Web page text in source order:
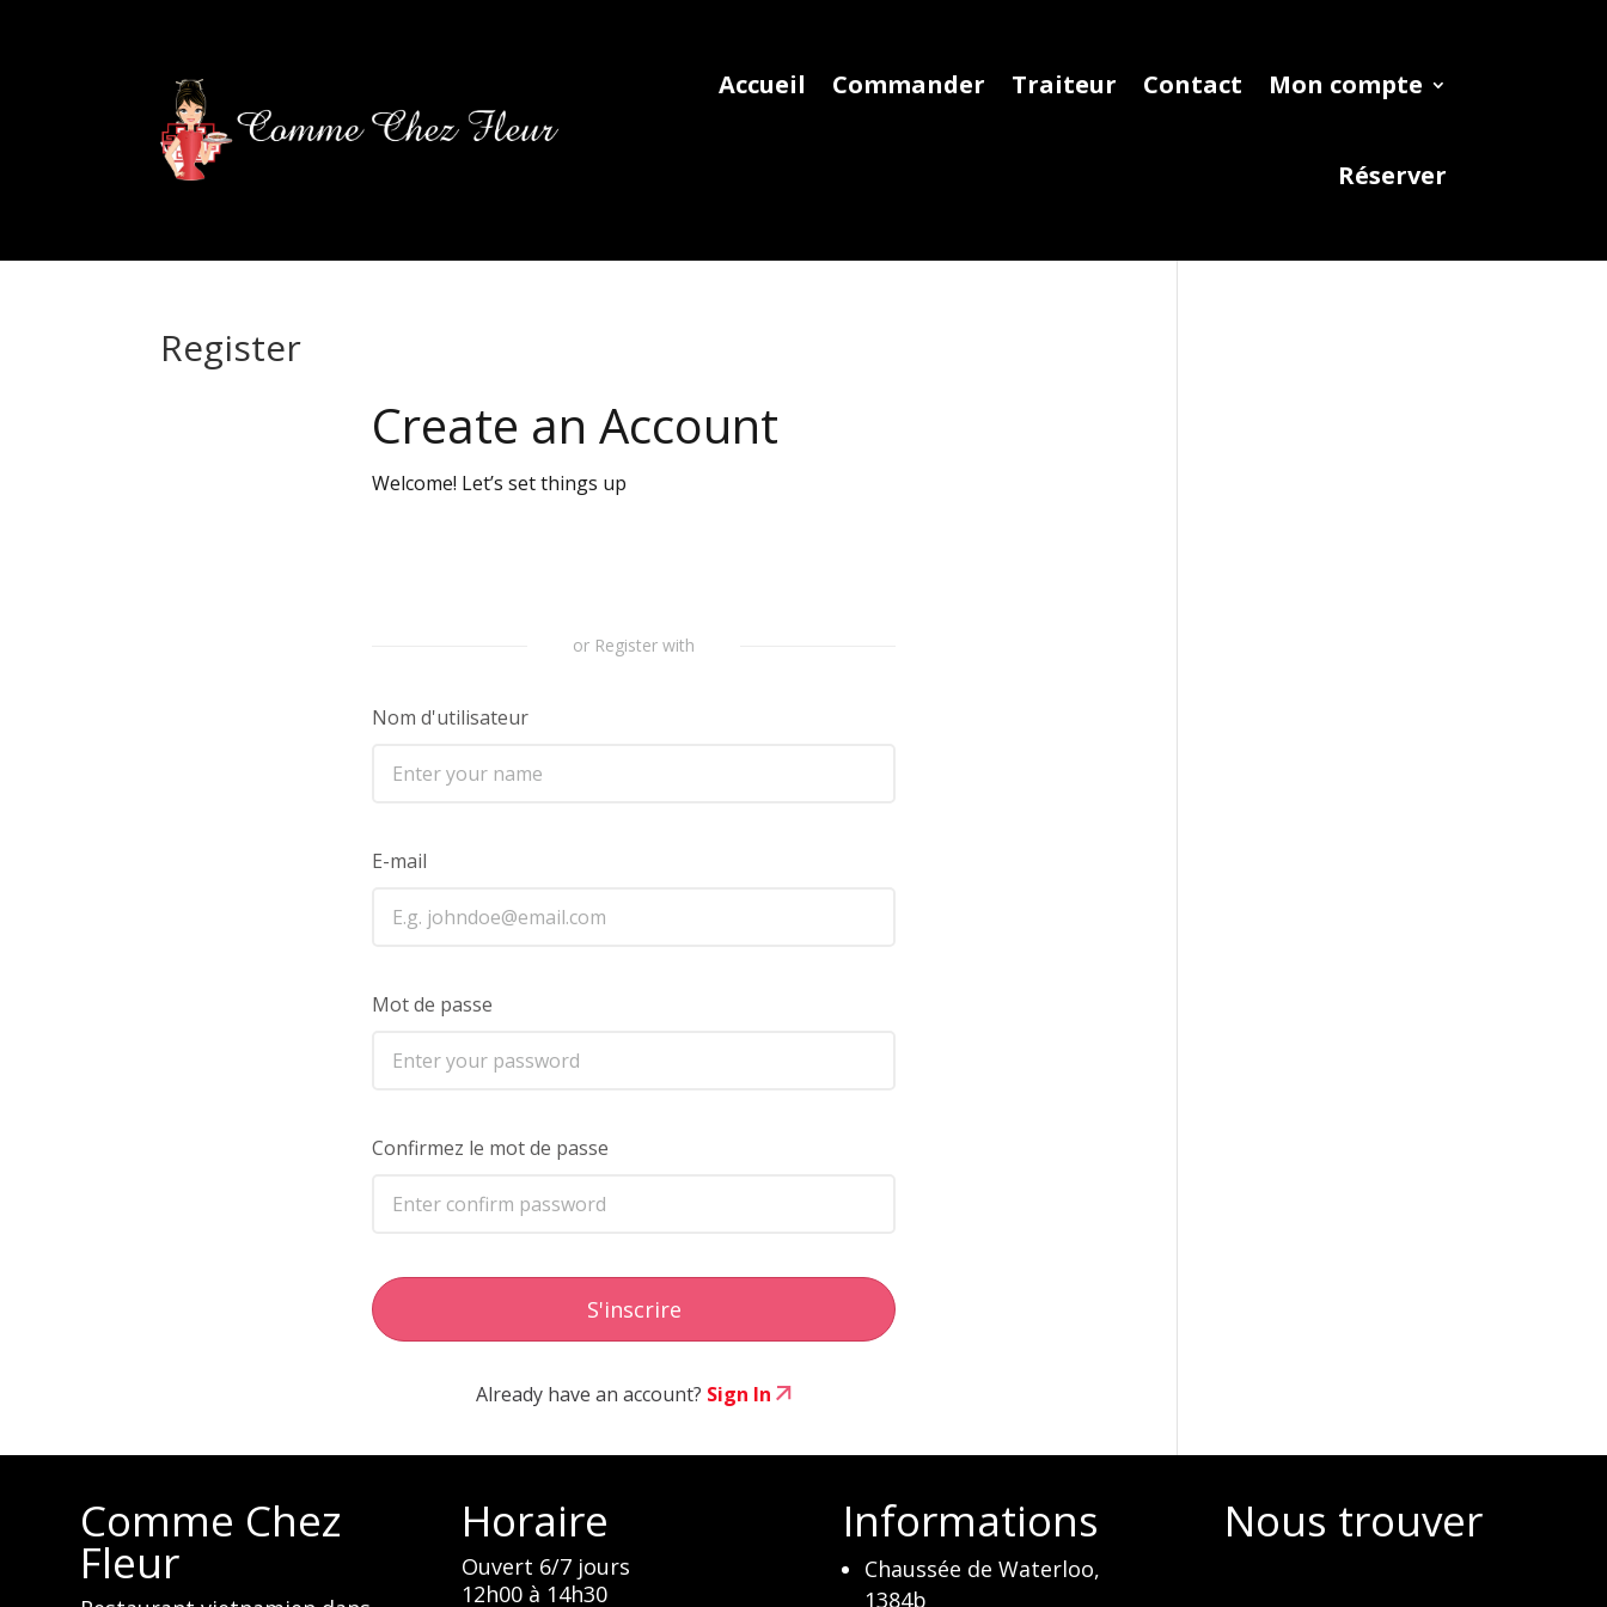
Accueil Commander Traiteur Contact Mon compte
Réserver
Register
Create an Account
Welcome! Let’s set things up
or Register with
Nom d'utilisateur
E-mail
Mot de passe
Confirmez le mot de passe
Already have an account? Sign In
Comme Chez
Fleur
Horaire
Ouvert 6/7 jours
12h00 à 14h30
Informations
Chaussée de Waterloo,
1384b
Nous trouver